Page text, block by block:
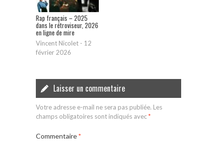
Rap français – 2025
dans le rétroviseur, 2026
en ligne de mire
Vincent Nicolet - 12
février 2026
Laisser un commentaire
Votre adresse e-mail ne sera pas publiée. Les
champs obligatoires sont indiqués avec*
Commentaire*